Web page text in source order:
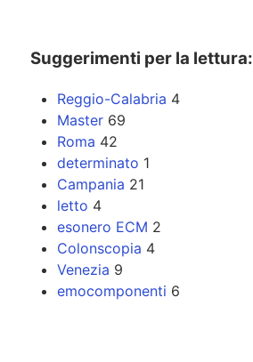
Suggerimenti per la lettura:
Reggio-Calabria 4
Master 69
Roma 42
determinato 1
Campania 21
letto 4
esonero ECM 2
Colonscopia 4
Venezia 9
emocomponenti 6